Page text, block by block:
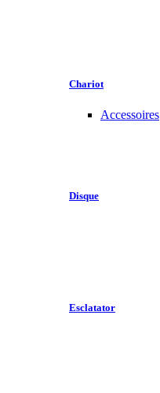
Chariot
Accessoires
Disque
Esclatator